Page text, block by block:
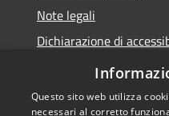
Note legali
Dichiarazione di
Obiettivi di accessibilità
Questo sito web utilizza
necessari al corretto